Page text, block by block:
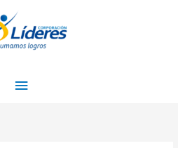
Menú
principal